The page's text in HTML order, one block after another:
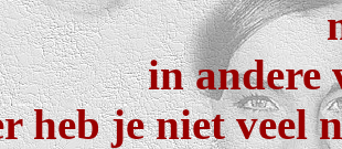
in andere
heb je niet veel